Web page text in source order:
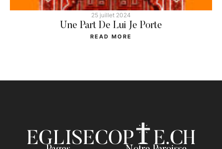
25 juillet 2024
Une Part De Lui Je Porte
READ MORE